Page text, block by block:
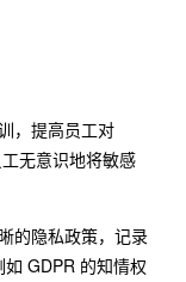
，提高员工对
无意识地将敏感
的隐私政策，记录
GDPR 的知情权